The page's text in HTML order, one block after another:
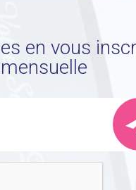
en vous